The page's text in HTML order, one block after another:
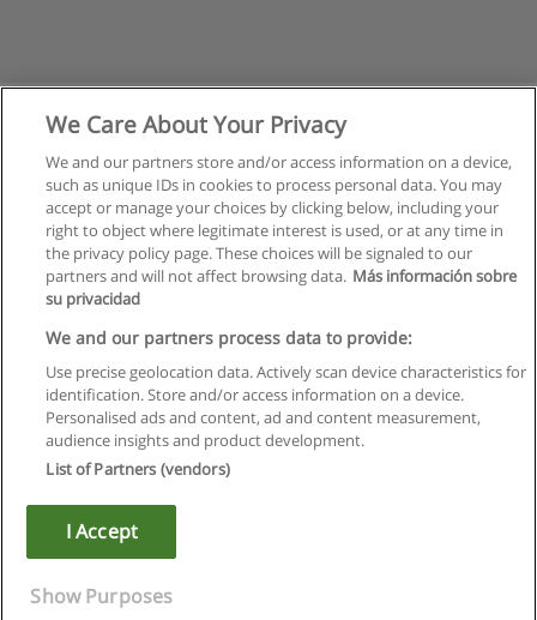
Правила пользования
Конфиденциальность информации
Напишите Educaedu
Copyright © Educaedu Business S.L. - CIF : B-95610580: -
We Care About Your Privacy
We and our partners store and/or access information on a device,
such as unique IDs in cookies to process personal data. You may
accept or manage your choices by clicking below, including your
right to object where legitimate interest is used, or at any time in
the privacy policy page. These choices will be signaled to our
partners and will not affect browsing data. Más información sobre
su privacidad
We and our partners process data to provide:
Use precise geolocation data. Actively scan device characteristics for
identification. Store and/or access information on a device.
Personalised ads and content, ad and content measurement,
audience insights and product development.
List of Partners (vendors)
I Accept
Show Purposes